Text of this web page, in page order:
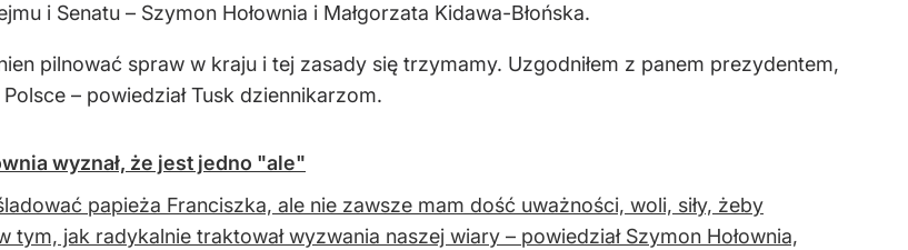
i Senatu – Szymon Hołownia i Małgorzata Kidawa-Błońska.
pilnować spraw w kraju i tej zasady się trzymamy. Uzgodniłem z panem prezydentem,
– powiedział Tusk dziennikarzom.
wyznał, że jest jedno "ale"
papieża Franciszka, ale nie zawsze mam dość uważności, woli, siły, żeby
tym, jak radykalnie traktował wyzwania naszej wiary – powiedział Szymon Hołownia,